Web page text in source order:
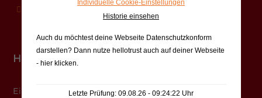
Hauptstelle Rheine
EinSteinhausZWEI
Individuelle Cookie-Einstellungen
Historie einsehen
Auch du möchtest deine Webseite Datenschutzkonform
darstellen? Dann nutze hellotrust auch auf deiner Webseite
- hier klicken.
Letzte Prüfung: 09.08.26 - 09:24:22 Uhr